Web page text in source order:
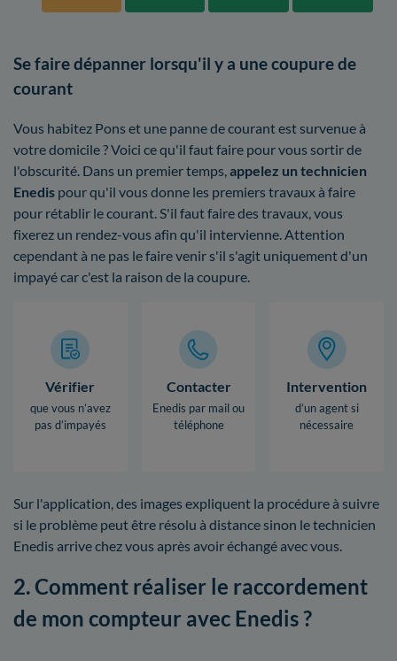
Se faire dépanner lorsqu'il y a une coupure de
courant
Vous habitez Pons et une panne de courant est survenue à
votre domicile ? Voici ce qu'il faut faire pour vous sortir de
l'obscurité. Dans un premier temps, appelez un technicien
Enedis pour qu'il vous donne les premiers travaux à faire
pour rétablir le courant. S'il faut faire des travaux, vous
fixerez un rendez-vous afin qu'il intervienne. Attention
cependant à ne pas le faire venir s'il s'agit uniquement d'un
impayé car c'est la raison de la coupure.
Vérifier
que vous n’avez
pas d’impayés
Contacter
Enedis par mail ou
téléphone
Intervention
d’un agent si
nécessaire
Sur l'application, des images expliquent la procédure à suivre
si le problème peut être résolu à distance sinon le technicien
Enedis arrive chez vous après avoir échangé avec vous.
2. Comment réaliser le raccordement
de mon compteur avec Enedis ?